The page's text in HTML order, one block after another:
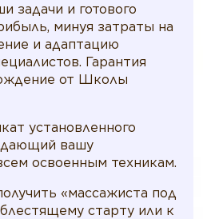
задачи и готового
минуя затраты на
и адаптацию
Гарантия
от Школы
установленного
вашу
освоенным техникам.
«массажиста под
старту или к